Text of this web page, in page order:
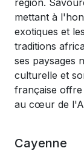
région.
mettant à
exotiques et
traditions
ses paysages
culturelle et
française
au cœur de
Cayenne